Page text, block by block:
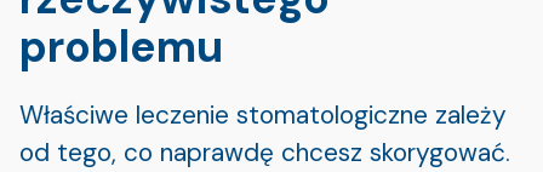
problemu
Właściwe leczenie stomatologiczne zależy
od tego, co naprawdę chcesz skorygować.